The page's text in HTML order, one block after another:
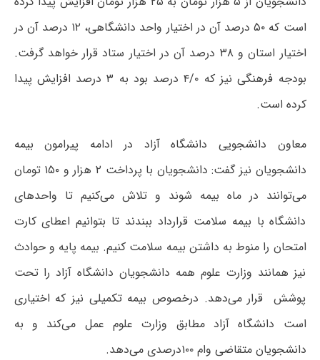
است که ۵۰ درصد آن در اختیار واحد دانشگاهی، ۱۲ درصد آن در
اختیار استان و ۳۸ درصد آن در اختیار ستاد قرار خواهد گرفت.
بودجه فرهنگی نیز که ۴/۰ درصد بود به ۳ درصد افزایش پیدا
کرده است.
معاون دانشجویی دانشگاه آزاد در ادامه پیرامون بیمه
دانشجویان نیز گفت: دانشجویان با پرداخت ۲ هزار و ۱۵۰ تومان
می‌توانند در ماه بیمه شوند و تلاش می‌کنیم تا واحدهای
دانشگاه با بیمه سلامت قرارداد ببندند تا بتوانیم اعطای کارت
امتحان را منوط به داشتن بیمه سلامت کنیم. بیمه پایه و حوادث
نیز همانند وزارت علوم همه دانشجویان دانشگاه آزاد را تحت
پوشش قرار می‌دهد. درخصوص بیمه تکمیلی نیز که اختیاری
است دانشگاه آزاد مطابق وزارت علوم عمل می‌کند و به
دانشجویان متقاضی وام ۱۰۰درصدی می‌دهد.